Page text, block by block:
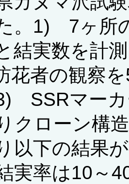
。1) 7ヶ所
結実数を計
者の観察を
SSRマーカ
クローン構
以下の結果
実率は10